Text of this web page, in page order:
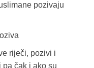
pozivaju
riječi, pozivi i
pa čak i ako su